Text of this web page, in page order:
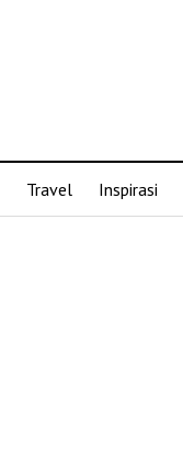
Travel Inspirasi